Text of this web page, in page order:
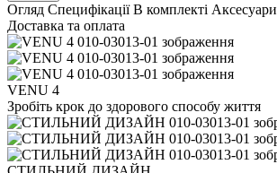
Огляд Специфікації В комплекті Аксесуари
Доставка та оплата
VENU 4
Зробіть крок до здорового способу життя